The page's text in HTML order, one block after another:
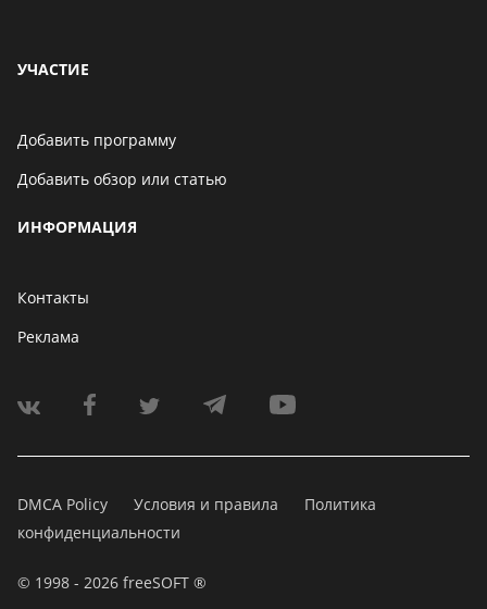
УЧАСТИЕ
Добавить программу
Добавить обзор или статью
ИНФОРМАЦИЯ
Контакты
Реклама
DMCA Policy Условия и правила
Политика
конфиденциальности
© 1998 - 2026 freeSOFT ®